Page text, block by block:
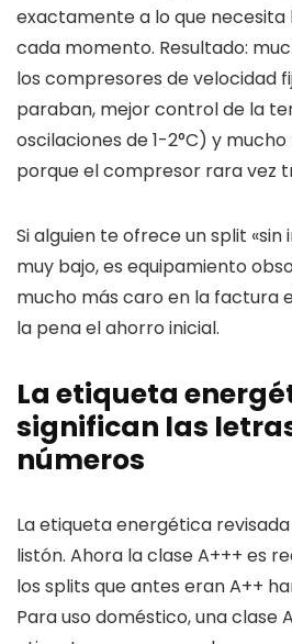
exactamente a lo que necesita
cada momento. Resultado:
los compresores de velocidad
paraban, mejor control de la
oscilaciones de 1-2°C) y
porque el compresor rara vez
Si alguien te ofrece un split
muy bajo, es equipamiento
mucho más caro en la factura
la pena el ahorro inicial.
La etiqueta
significan las
números
La etiqueta energética revisada
listón. Ahora la clase A+++ es
los splits que antes eran A++
Para uso doméstico, una clase